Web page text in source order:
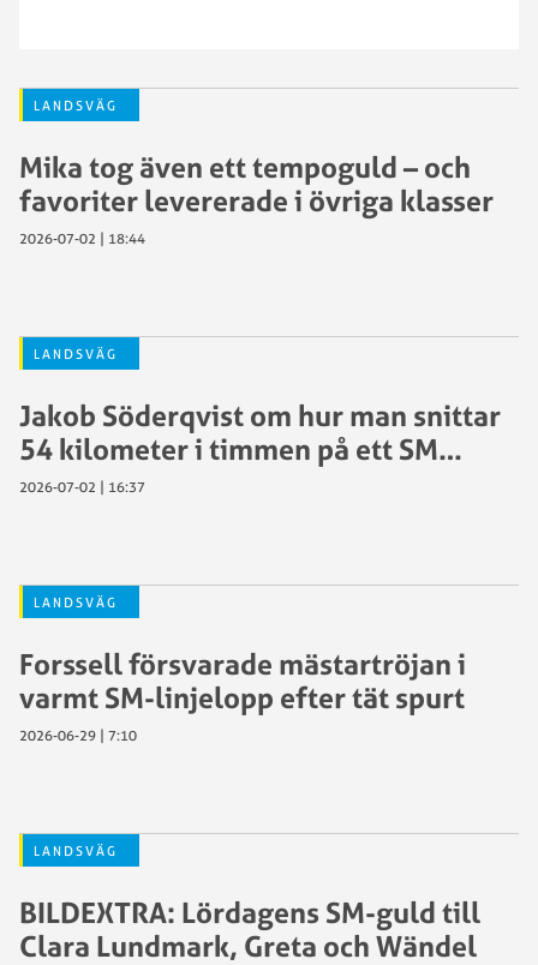
LANDSVÄG
Mika tog även ett tempoguld – och
favoriter levererade i övriga klasser
2026-07-02 | 18:44
LANDSVÄG
Jakob Söderqvist om hur man snittar
54 kilometer i timmen på ett SM…
2026-07-02 | 16:37
LANDSVÄG
Forssell försvarade mästartröjan i
varmt SM-linjelopp efter tät spurt
2026-06-29 | 7:10
LANDSVÄG
BILDEXTRA: Lördagens SM-guld till
Clara Lundmark, Greta och Wändel